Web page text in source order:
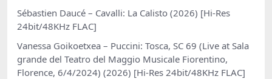
Sébastien Daucé – Cavalli: La Calisto (2026) [Hi-Res
24bit/48KHz FLAC]
Vanessa Goikoetxea – Puccini: Tosca, SC 69 (Live at Sala
grande del Teatro del Maggio Musicale Fiorentino,
Florence, 6/4/2024) (2026) [Hi-Res 24bit/48KHz FLAC]